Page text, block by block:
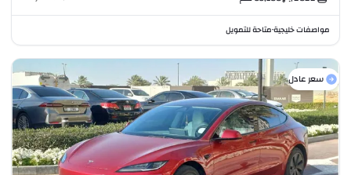
مواصفات خليجية•متاحة للتمويل
سعر عادل